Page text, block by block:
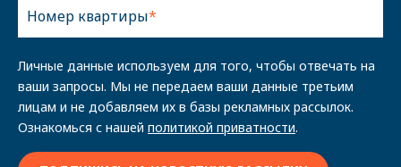
Номер квартиры
Личные данные используем для того, чтобы отвечать на
ваши запросы. Мы не передаем ваши данные третьим
лицам и не добавляем их в базы рекламных рассылок.
Ознакомься с нашей политикой приватности.